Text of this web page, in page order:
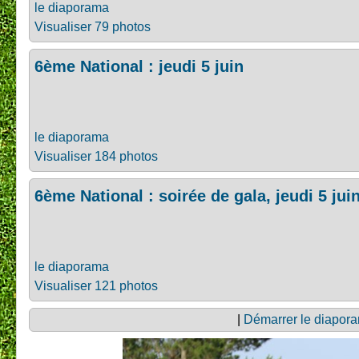
le diaporama
Visualiser 79 photos
6ème National : jeudi 5 juin
le diaporama
Visualiser 184 photos
6ème National : soirée de gala, jeudi 5
le diaporama
Visualiser 121 photos
Démarrer le